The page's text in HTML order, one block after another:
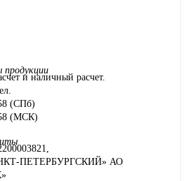
и наличный расчет.
(СПб)
(МСК)
ПЕТЕРБУРГСКИЙ» АО